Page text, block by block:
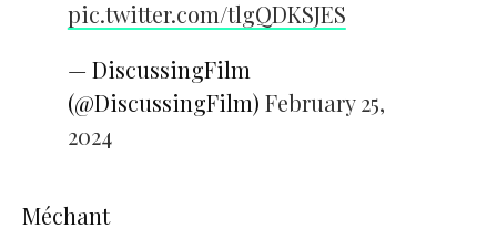
pic.twitter.com/tlgQDKSJES
— DiscussingFilm
(@DiscussingFilm) February 25,
2024
Méchant